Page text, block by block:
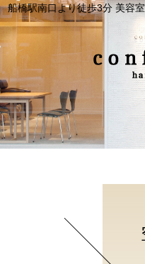
船橋駅南口より徒歩3分 美容